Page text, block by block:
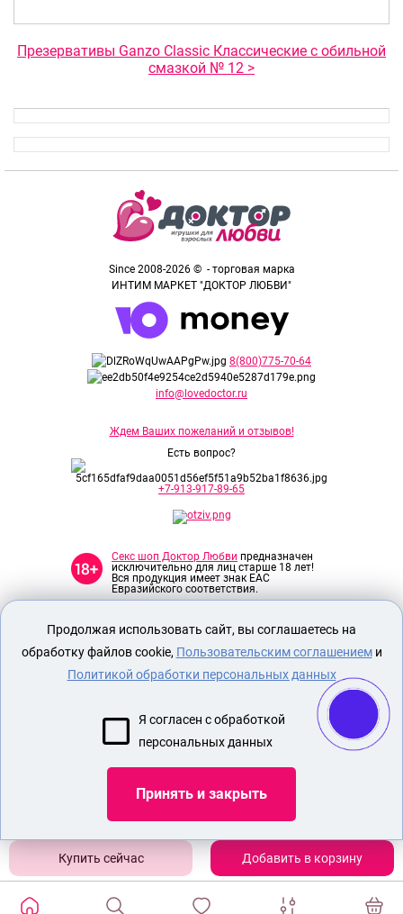
Добавить в корзину
Презервативы Ganzo Classic Классические с обильной
смазкой № 12 >
Since 2008-2026 © - торговая марка
ИНТИМ МАРКЕТ "ДОКТОР ЛЮБВИ"
8(800)775-70-64
info@lovedoctor.ru
Ждем Ваших пожеланий и отзывов!
Есть вопрос?
+7-913-917-89-65
Секс шоп Доктор Любви предназначен
исключительно для лиц старше 18 лет!
Вся продукция имеет знак EAC
Евразийского соответствия.
О МАГАЗИНЕ
ОПЛАТА И ДОСТАВКА
СЕКС ИГРУШКИ
КОМПЛЕКТ ЖЕНСКОГО БЕЛЬЯ
Продолжая использовать сайт, вы соглашаетесь на
обработку файлов cookie, Пользовательским соглашениеми
Политикой обработки персональных данных
Я согласен с обработкой
персональных данных
Принять и закрыть